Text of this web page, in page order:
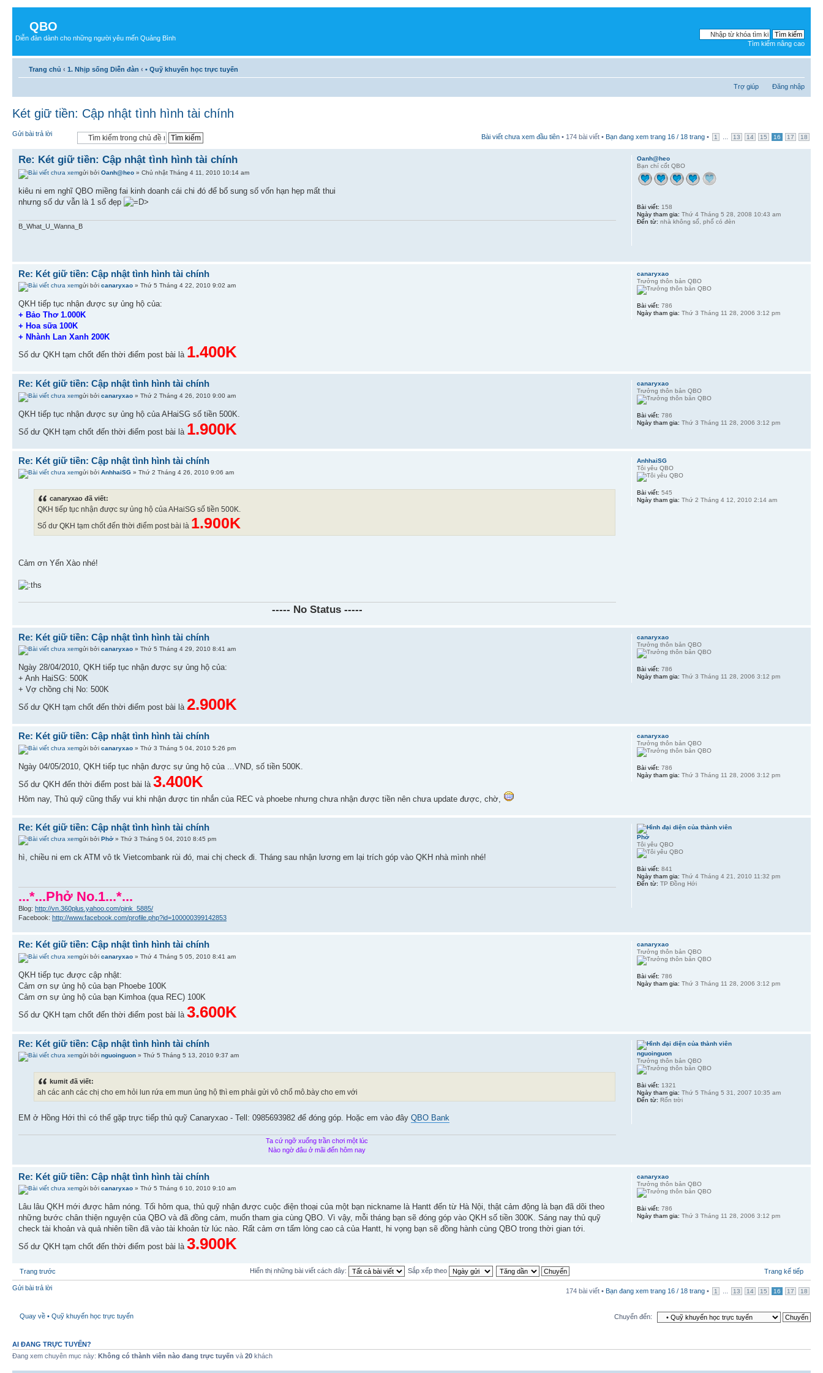
QBO
Diễn đàn dành cho những người yêu mến Quảng Bình
Tìm kiếm nâng cao
Trang chủ ‹ 1. Nhịp sống Diễn đàn ‹ • Quỹ khuyến học trực tuyến
Trợ giúp Đăng nhập
Két giữ tiền: Cập nhật tình hình tài chính
Gửi bài trả lời Bài viết chưa xem đầu tiên • 174 bài viết • Bạn đang xem trang 16 / 18 trang • 1 13 14 15 16 17 18
Re: Két giữ tiền: Cập nhật tình hình tài chính
gửi bởi Oanh@heo » Chủ nhật Tháng 4 11, 2010 10:14 am
kiêu ni em nghĩ QBO miềng fai kinh doanh cái chi đó để bổ sung số vốn hạn hẹp mất thui
nhưng số dư vẫn là 1 số đẹp
B_What_U_Wanna_B
Oanh@heo
Bạn chí cốt QBO
Bài viết: 158
Ngày tham gia: Thứ 4 Tháng 5 28, 2008 10:43 am
Đến từ: nhà không số, phố có đèn
Re: Két giữ tiền: Cập nhật tình hình tài chính
gửi bởi canaryxao » Thứ 5 Tháng 4 22, 2010 9:02 am
QKH tiếp tục nhận được sự ủng hộ của:
+ Bảo Thơ 1.000K
+ Hoa sữa 100K
+ Nhành Lan Xanh 200K
Số dư QKH tạm chốt đến thời điểm post bài là 1.400K
canaryxao
Trưởng thôn bản QBO
Bài viết: 786
Ngày tham gia: Thứ 3 Tháng 11 28, 2006 3:12 pm
Re: Két giữ tiền: Cập nhật tình hình tài chính
gửi bởi canaryxao » Thứ 2 Tháng 4 26, 2010 9:00 am
QKH tiếp tục nhận được sự ủng hộ của AHaiSG số tiền 500K.
Số dư QKH tạm chốt đến thời điểm post bài là 1.900K
canaryxao
Trưởng thôn bản QBO
Bài viết: 786
Ngày tham gia: Thứ 3 Tháng 11 28, 2006 3:12 pm
Re: Két giữ tiền: Cập nhật tình hình tài chính
gửi bởi AnhhaiSG » Thứ 2 Tháng 4 26, 2010 9:06 am
canaryxao đã viết:
QKH tiếp tục nhận được sự ủng hộ của AHaiSG số tiền 500K.
Số dư QKH tạm chốt đến thời điểm post bài là 1.900K
Cảm ơn Yến Xào nhé!
----- No Status -----
AnhhaiSG
Tôi yêu QBO
Bài viết: 545
Ngày tham gia: Thứ 2 Tháng 4 12, 2010 2:14 am
Re: Két giữ tiền: Cập nhật tình hình tài chính
gửi bởi canaryxao » Thứ 5 Tháng 4 29, 2010 8:41 am
Ngày 28/04/2010, QKH tiếp tục nhận được sự ủng hộ của:
+ Anh HaiSG: 500K
+ Vợ chồng chị No: 500K
Số dư QKH tạm chốt đến thời điểm post bài là 2.900K
canaryxao
Trưởng thôn bản QBO
Bài viết: 786
Ngày tham gia: Thứ 3 Tháng 11 28, 2006 3:12 pm
Re: Két giữ tiền: Cập nhật tình hình tài chính
gửi bởi canaryxao » Thứ 3 Tháng 5 04, 2010 5:26 pm
Ngày 04/05/2010, QKH tiếp tục nhận được sự ủng hộ của ...VND, số tiền 500K.
Số dư QKH đến thời điểm post bài là 3.400K
Hôm nay, Thủ quỹ cũng thấy vui khi nhận được tin nhắn của REC và phoebe nhưng chưa nhận được tiền nên chưa update được, chờ,
canaryxao
Trưởng thôn bản QBO
Bài viết: 786
Ngày tham gia: Thứ 3 Tháng 11 28, 2006 3:12 pm
Re: Két giữ tiền: Cập nhật tình hình tài chính
gửi bởi Phở » Thứ 3 Tháng 5 04, 2010 8:45 pm
hì, chiều ni em ck ATM vô tk Vietcombank rùi đó, mai chị check đi. Tháng sau nhận lương em lại trích góp vào QKH nhà mình nhé!
...*...Phở No.1...*...
Blog: http://vn.360plus.yahoo.com/pink_5885/
Facebook: http://www.facebook.com/profile.php?id=100000399142853
Phở
Tôi yêu QBO
Bài viết: 841
Ngày tham gia: Thứ 4 Tháng 4 21, 2010 11:32 pm
Đến từ: TP Đồng Hới
Re: Két giữ tiền: Cập nhật tình hình tài chính
gửi bởi canaryxao » Thứ 4 Tháng 5 05, 2010 8:41 am
QKH tiếp tục được cập nhật:
Cảm ơn sự ủng hộ của bạn Phoebe 100K
Cảm ơn sự ủng hộ của bạn Kimhoa (qua REC) 100K
Số dư QKH tạm chốt đến thời điểm post bài là 3.600K
canaryxao
Trưởng thôn bản QBO
Bài viết: 786
Ngày tham gia: Thứ 3 Tháng 11 28, 2006 3:12 pm
Re: Két giữ tiền: Cập nhật tình hình tài chính
gửi bởi nguoinguon » Thứ 5 Tháng 5 13, 2010 9:37 am
kumit đã viết:
ah các anh các chị cho em hỏi lun rứa em mun ủng hộ thì em phải gửi vô chổ mô.bày cho em với
EM ở Hồng Hới thì có thể gặp trực tiếp thủ quỹ Canaryxao - Tell: 0985693982 để đóng góp. Hoặc em vào đây QBO Bank
Ta cứ ngỡ xuống trần chơi một lúc
Nào ngờ đâu ở mãi đến hôm nay
nguoinguon
Trưởng thôn bản QBO
Bài viết: 1321
Ngày tham gia: Thứ 5 Tháng 5 31, 2007 10:35 am
Đến từ: Rốn trời
Re: Két giữ tiền: Cập nhật tình hình tài chính
gửi bởi canaryxao » Thứ 5 Tháng 6 10, 2010 9:10 am
Lâu lâu QKH mới được hâm nóng. Tối hôm qua, thủ quỹ nhận được cuộc điện thoại của một bạn nickname là Hantt đến từ Hà Nội, thật cảm động là bạn đã dõi theo
những bước chân thiện nguyện của QBO và đã đồng cảm, muốn tham gia cùng QBO. Vì vậy, mỗi tháng bạn sẽ đóng góp vào QKH số tiền 300K. Sáng nay thủ quỹ
check tài khoản và quả nhiên tiền đã vào tài khoản từ lúc nào. Rất cảm ơn tấm lòng cao cả của Hantt, hi vọng bạn sẽ đồng hành cùng QBO trong thời gian tới.
Số dư QKH tạm chốt đến thời điểm post bài là 3.900K
canaryxao
Trưởng thôn bản QBO
Bài viết: 786
Ngày tham gia: Thứ 3 Tháng 11 28, 2006 3:12 pm
Trang trước Trang kế tiếp
Hiển thị những bài viết cách đây: Sắp xếp theo
Gửi bài trả lời 174 bài viết • Bạn đang xem trang 16 / 18 trang • 1 ... 13 14 15 16 17 18
Quay về • Quỹ khuyến học trực tuyến Chuyển đến:
AI ĐANG TRỰC TUYẾN?
Đang xem chuyên mục này: Không có thành viên nào đang trực tuyến và 20 khách